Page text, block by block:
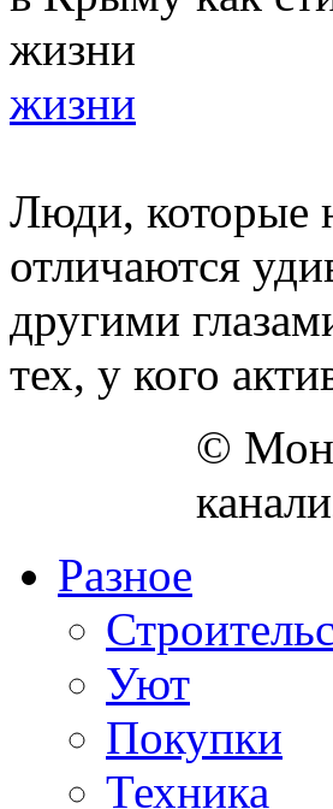
жизни
Люди, которые
отличаются
другими
тех, у кого
©
Разное
Уют
Покупки
Техника